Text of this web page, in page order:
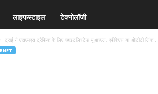
लाइफस्टाइल टेक्नोलॉजी
ट्राई ने एसएमएस ट्रैफिक के लिए व्हाइटलिस्टेड यूआरएल, एपीकेएस या ओटीटी लिंक...